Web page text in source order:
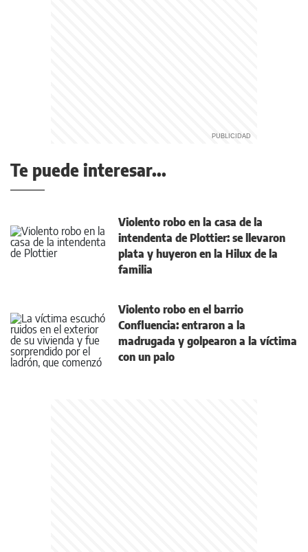
Te puede interesar...
Violento robo en la casa de la
intendenta de Plottier: se llevaron
plata y huyeron en la Hilux de la
familia
Violento robo en el barrio
Confluencia: entraron a la
madrugada y golpearon a la víctima
con un palo